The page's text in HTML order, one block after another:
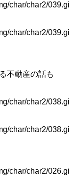
char/char2/039.gi
char/char2/039.gi
不動産の話も
char/char2/038.gi
char/char2/038.gi
char/char2/026.gi